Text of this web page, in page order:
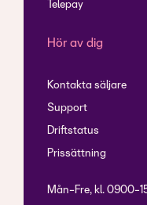
Telepay
Hör av dig
Kontakta säljare
Support
Driftstatus
Prissättning
Mån-Fre, kl. 0900-